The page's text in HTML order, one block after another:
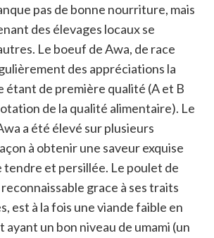
pas de bonne nourriture, mais
des élevages locaux se
Le boeuf de Awa, de race
des appréciations la
étant de première qualité (A et B
de la qualité alimentaire). Le
a été élevé sur plusieurs
à obtenir une saveur exquise
tendre et persillée. Le poulet de
grace à ses traits
est à la fois une viande faible en
ayant un bon niveau de umami (un